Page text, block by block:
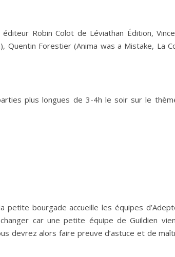
Robin Colot de Léviathan Édition,
Forestier (Anima was a Mistake, La
plus longues de 3-4h le soir sur le
bourgade accueille les équipes
car une petite équipe de Guildien
devrez alors faire preuve d’astuce et de